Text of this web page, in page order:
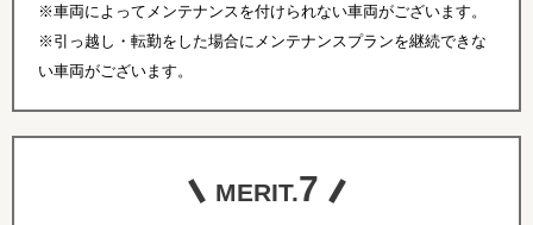
※車両によってメンテナンスを付けられない車両がございます。
※引っ越し・転勤をした場合にメンテナンスプランを継続できな
い車両がございます。
MERIT.7